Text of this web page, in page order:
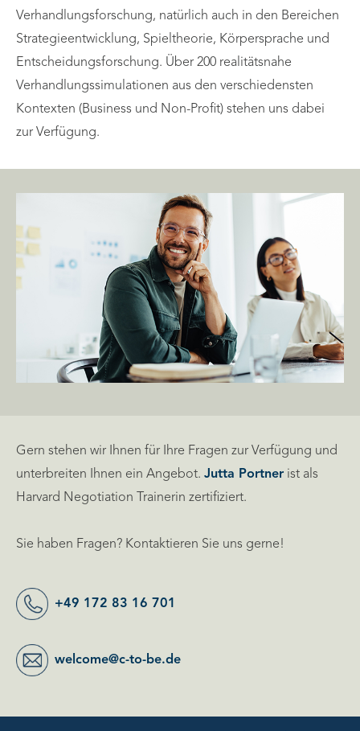
Verhandlungsforschung, natürlich auch in den Bereichen
Strategieentwicklung, Spieltheorie, Körpersprache und
Entscheidungsforschung. Über 200 realitätsnahe
Verhandlungssimulationen aus den verschiedensten
Kontexten (Business und Non-Profit) stehen uns dabei
zur Verfügung.
Gern stehen wir Ihnen für Ihre Fragen zur Verfügung und
unterbreiten Ihnen ein Angebot. Jutta Portner ist als
Harvard Negotiation Trainerin zertifiziert.
Sie haben Fragen? Kontaktieren Sie uns gerne!
+49 172 83 16 701
welcome@c-to-be.de